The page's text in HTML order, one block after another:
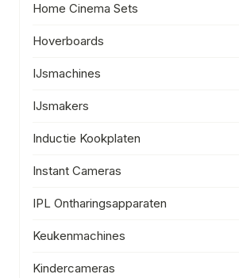
Home Cinema Sets
Hoverboards
IJsmachines
IJsmakers
Inductie Kookplaten
Instant Cameras
IPL Ontharingsapparaten
Keukenmachines
Kindercameras